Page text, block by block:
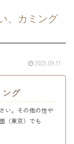
、カミング
2023.09.11
グ
い。その他の性や
（東京）でも